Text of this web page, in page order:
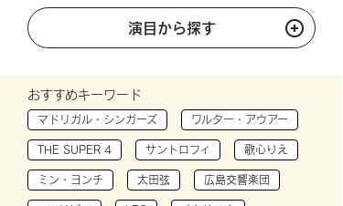
演目から探す
おすすめキーワード
マドリガル・シンガーズ ワルター・アウアー
THE SUPER 4 サントロフィ 歌心りえ
ミン・ヨンチ 太田弦 広島交響楽団